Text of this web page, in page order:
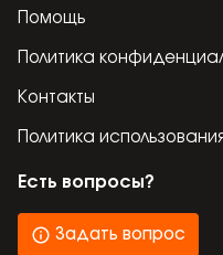
Помощь
Политика
Контакты
Политика
Есть вопросы?
Задать вопрос